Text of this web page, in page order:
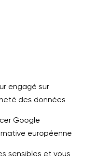
engagé sur
des données
Google
européenne
sensibles et vous